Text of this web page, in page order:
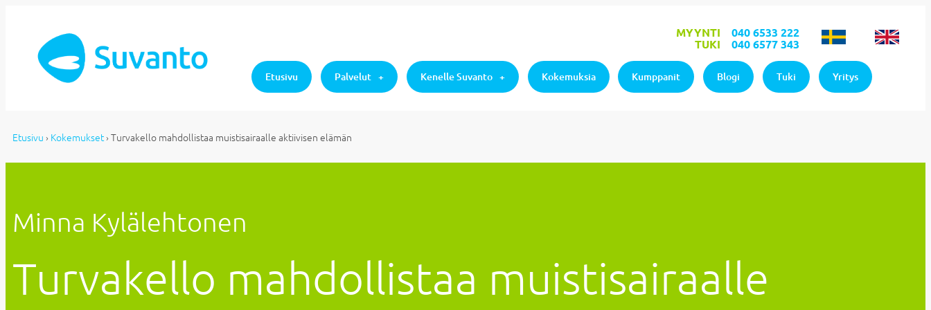
MYYNTI040 6533 222
TUKI040 6577 343
Etusivu Palvelut Kenelle Suvanto Kokemuksia Kumppanit Blogi Tuki Yritys
Etusivu › Kokemukset › Turvakello mahdollistaa muistisairaalle aktiivisen elämän
Minna Kylälehtonen
Turvakello mahdollistaa muistisairaalle